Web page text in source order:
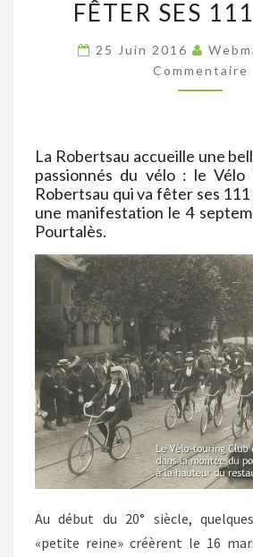
CLUB
LA
SES
111
ANS
FÊTER SES
25 Juin 2016
Commentaire
La Robertsau accueille une
passionnés du vélo : le Vélo
Robertsau qui va fêter ses
une manifestation le 4
Pourtalès.
Au début du 20° siècle,
«petite reine» créèrent le 16